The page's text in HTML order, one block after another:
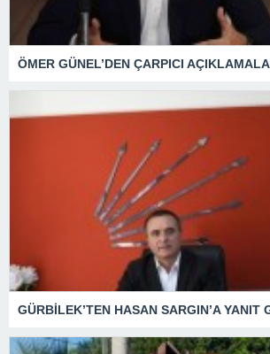
ÖMER GÜNEL’DEN ÇARPICI
GÜRBİLEK’TEN HASAN SARGIN’A YANIT